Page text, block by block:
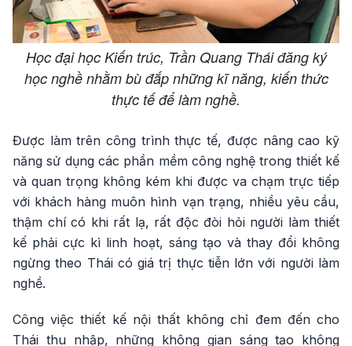
Học đại học Kiến trúc, Trần Quang Thái đăng ký
học nghề nhằm bù đắp những kĩ năng, kiến thức
thực tế để làm nghề.
Được làm trên công trình thực tế, được nâng cao kỹ
năng sử dụng các phần mềm công nghệ trong thiết kế
và quan trọng không kém khi được va chạm trực tiếp
với khách hàng muôn hình vạn trạng, nhiều yêu cầu,
thậm chí có khi rất lạ, rất độc đòi hỏi người làm thiết
kế phải cực kì linh hoạt, sáng tạo và thay đổi không
ngừng theo Thái có giá trị thực tiễn lớn với người làm
nghề.
Công việc thiết kế nội thất không chỉ đem đến cho
Thái thu nhập, những không gian sáng tạo không